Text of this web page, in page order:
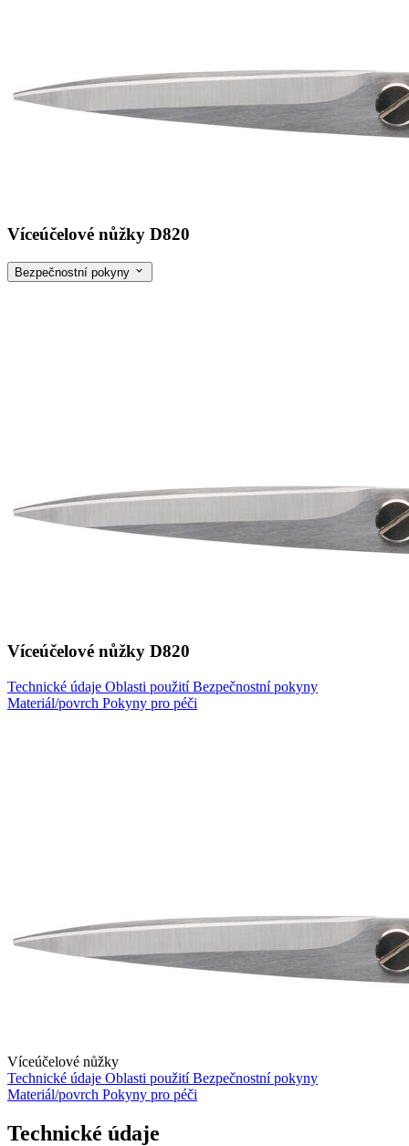
Víceúčelové nůžky D820
Bezpečnostní pokyny
Víceúčelové nůžky D820
Technické údaje Oblasti použití Bezpečnostní pokyny
Materiál/povrch Pokyny pro péči
Víceúčelové nůžky
Technické údaje Oblasti použití Bezpečnostní pokyny
Materiál/povrch Pokyny pro péči
Technické údaje